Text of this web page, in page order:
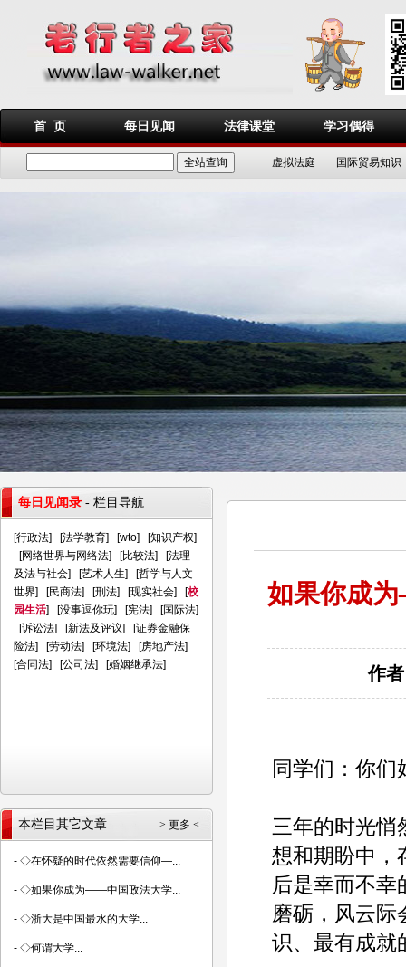
首 页 每日见闻 法律课堂 学习偶得
虚拟法庭 国际贸易知识
如果你成
作
同学们：你们
三年的时光悄
想和期盼中
后是幸而不幸
磨砺，风云际
识、最有成就
每日见闻录 - 栏目导航
[行政法] [法学教育] [wto] [知识产权]
[网络世界与网络法] [比较法] [法理
及法与社会] [艺术人生] [哲学与人文
世界] [民商法] [刑法] [现实社会] [校
园生活] [没事逗你玩] [宪法] [国际法]
[诉讼法] [新法及评议] [证券金融保
险法] [劳动法] [环境法] [房地产法]
[合同法] [公司法] [婚姻继承法]
> 更多 <
本栏目其它文章
- ◇在怀疑的时代依然需要信仰—...
- ◇如果你成为——中国政法大学...
- ◇浙大是中国最水的大学...
- ◇何谓大学...